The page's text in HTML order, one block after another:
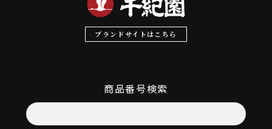
ブランドサイトはこちら
商品番号検索